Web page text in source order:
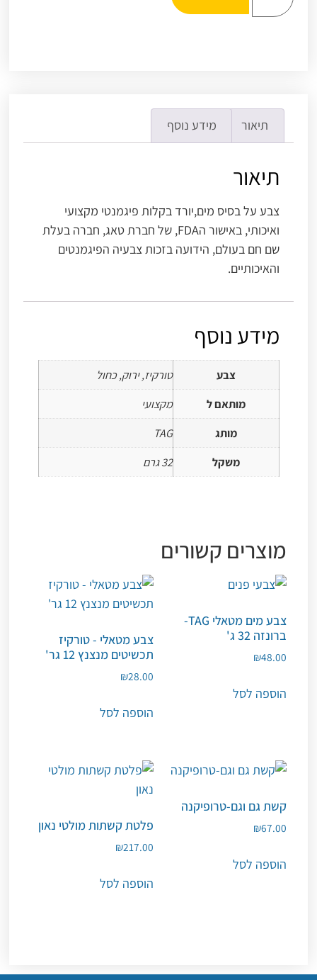
תיאור מידע נוסף
תיאור
צבע על בסיס מים,יורד בקלות פיגמנטי מקצועי
ואיכותי, באישור הFDA, של חברת טאג, חברה בעלת
שם חם בעולם, הידועה בזכות צבעיה הפיגמנטים
והאיכותיים.
מידע נוסף
צבע
טורקיז, ירוק, כחול
מותאם ל
מקצועי
מותג
TAG
משקל
32 גרם
מוצרים קשורים
צבע מים מטאלי TAG-
ברונזה 32 ג'
₪48.00
הוספה לסל
צבע מטאלי - טורקיז
תכשיטים מנצנץ 12 גר'
₪28.00
הוספה לסל
קשת גם וגם-טרופיקנה
₪67.00
הוספה לסל
פלטת קשתות מולטי נאון
₪217.00
הוספה לסל